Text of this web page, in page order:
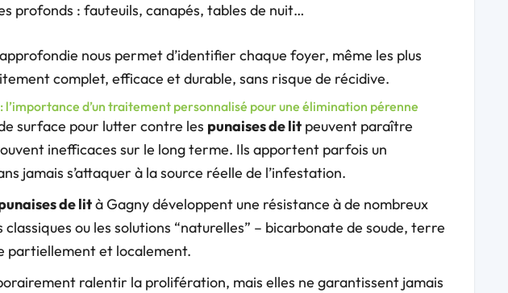
profonds : fauteuils, canapés, tables de nuit…
nous permet d’identifier chaque foyer, même les plus
complet, efficace et durable, sans risque de récidive.
l’importance d’un traitement personnalisé pour une élimination pérenne
surface pour lutter contre les punaises de litpeuvent paraître
inefficaces sur le long terme. Ils apportent parfois un
jamais s’attaquer à la source réelle de l’infestation.
de lità Gagny développent une résistance à de nombreux
ou les solutions “naturelles” – bicarbonate de soude, terre
partiellement et localement.
ralentir la prolifération, mais elles ne garantissent jamais